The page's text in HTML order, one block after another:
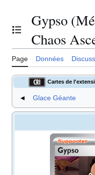
Basculer la table des
Gypso
Chaos
Page Données
Cartes de
◄ Glace Géante